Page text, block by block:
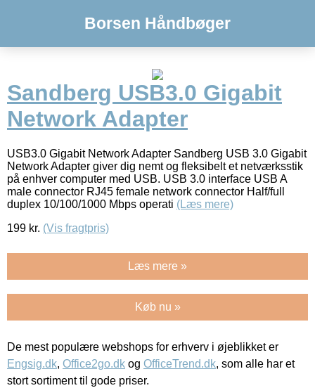
Borsen Håndbøger
Sandberg USB3.0 Gigabit
Network Adapter
USB3.0 Gigabit Network Adapter Sandberg USB 3.0 Gigabit
Network Adapter giver dig nemt og fleksibelt et netværksstik
på enhver computer med USB. USB 3.0 interface USB A
male connector RJ45 female network connector Half/full
duplex 10/100/1000 Mbps operati (Læs mere)
199 kr. (Vis fragtpris)
Læs mere »
Køb nu »
De mest populære webshops for erhverv i øjeblikket er
Engsig.dk, Office2go.dk og OfficeTrend.dk, som alle har et
stort sortiment til gode priser.